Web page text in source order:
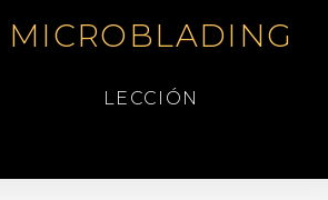
MICROBLADING
LECCIÓN